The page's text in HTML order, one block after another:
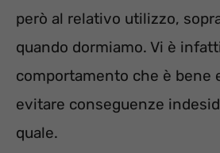
però al relativo utilizzo,
quando dormiamo. Vi è
comportamento che è bene
evitare conseguenze
quale.